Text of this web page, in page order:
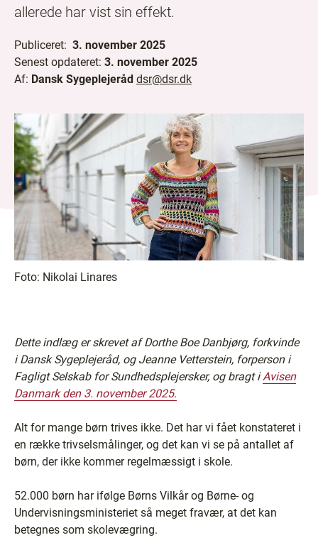
allerede har vist sin effekt.
Publiceret: 3. november 2025
Senest opdateret: 3. november 2025
Af: Dansk Sygeplejeråd dsr@dsr.dk
Foto: Nikolai Linares
Dette indlæg er skrevet af Dorthe Boe Danbjørg, forkvinde
i Dansk Sygeplejeråd, og Jeanne Vetterstein, forperson i
Fagligt Selskab for Sundhedsplejersker, og bragt iAvisen
Danmark den 3. november 2025.
Alt for mange børn trives ikke. Det har vi fået konstateret i
en række trivselsmålinger, og det kan vi se på antallet af
børn, der ikke kommer regelmæssigt i skole.
52.000 børn har ifølge Børns Vilkår og Børne- og
Undervisningsministeriet så meget fravær, at det kan
betegnes som skolevægring.